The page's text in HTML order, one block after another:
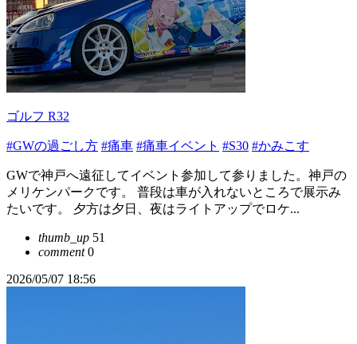
ゴルフ R32
#GWの過ごし方 #痛車 #痛車イベント #S30 #かみこす
GWで神戸へ遠征してイベント参加して参りました。神戸の
メリケンパークです。 普段は車が入れないところで展示み
たいです。 夕方は夕日、夜はライトアップでロケ...
thumb_up 51
comment0
2026/05/07 18:56